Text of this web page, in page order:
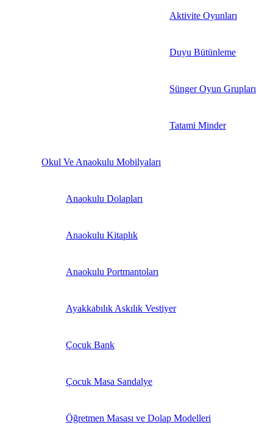
Aktivite Oyunları
Duyu Bütünleme
Sünger Oyun Grupları
Tatami Minder
Okul Ve Anaokulu Mobilyaları
Anaokulu Dolapları
Anaokulu Kitaplık
Anaokulu Portmantoları
Ayakkabılık Askılık Vestiyer
Çocuk Bank
Çocuk Masa Sandalye
Öğretmen Masası ve Dolap Modelleri